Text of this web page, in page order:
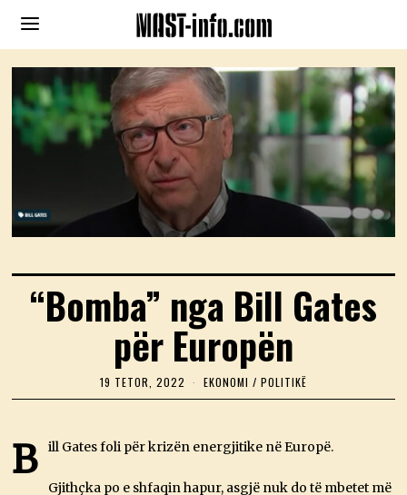
“Bomba” nga Bill Gates
për Europën
19 TETOR, 2022
9
O
,
EKONOMI / POLITIKË
B ill Gates foli për krizën energjitike në Europë.
Gjithçka po e shfaqin hapur, asgjë nuk do të mbetet më